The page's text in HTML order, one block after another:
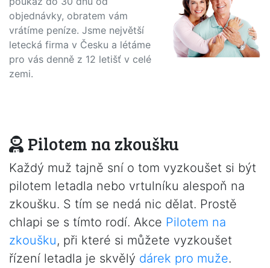
objednávky, obratem vám
vrátíme peníze. Jsme největší
letecká firma v Česku a létáme
pro vás denně z 12 letišť v celé
zemi.
Pilotem na zkoušku
Každý muž tajně sní o tom vyzkoušet si být
pilotem letadla nebo vrtulníku alespoň na
zkoušku. S tím se nedá nic dělat. Prostě
chlapi se s tímto rodí. Akce Pilotem na
zkoušku, při které si můžete vyzkoušet
řízení letadla je skvělý dárek pro muže.